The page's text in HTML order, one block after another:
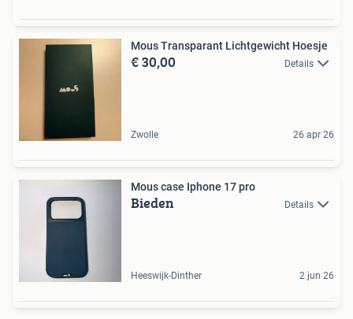
Mous Transparant Lichtgewicht Hoesje
€ 30,00 Details
Zwolle 26 apr 26
Mous case Iphone 17 pro
Bieden Details
Heeswijk-Dinther 2 jun 26